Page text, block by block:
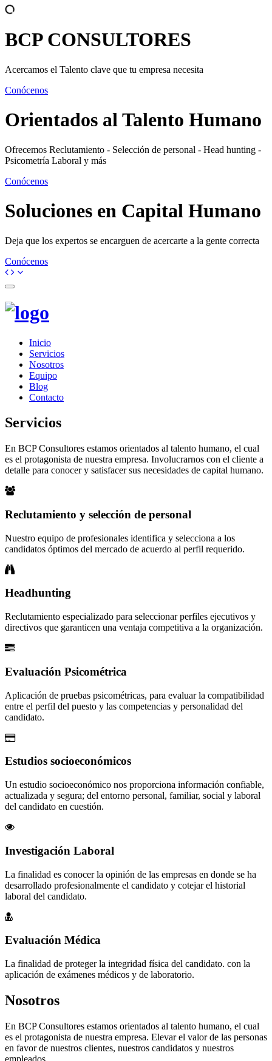
BCPCONSULTORES
Acercamos el Talento clave que tu empresa necesita
Conócenos
Orientados alTalento Humano
Ofrecemos Reclutamiento - Selección de personal - Head hunting -
Psicometría Laboral y más
Conócenos
Soluciones en Capital Humano
Deja que los expertos se encarguen de acercarte a la gente correcta
Conócenos
Toggle
Inicio
Servicios
Nosotros
Equipo
Blog
Contacto
Servicios
En BCP Consultores estamos orientados al talento humano, el cual
es el protagonista de nuestra empresa. Involucrarnos con el cliente a
detalle para conocer y satisfacer sus necesidades de capital humano.
Reclutamiento y selección de personal
Nuestro equipo de profesionales identifica y selecciona a los
candidatos óptimos del mercado de acuerdo al perfil requerido.
Headhunting
Reclutamiento especializado para seleccionar perfiles ejecutivos y
directivos que garanticen una ventaja competitiva a la organización.
Evaluación Psicométrica
Aplicación de pruebas psicométricas, para evaluar la compatibilidad
entre el perfil del puesto y las competencias y personalidad del
candidato.
Estudios socioeconómicos
Un estudio socioeconómico nos proporciona información confiable,
actualizada y segura; del entorno personal, familiar, social y laboral
del candidato en cuestión.
Investigación Laboral
La finalidad es conocer la opinión de las empresas en donde se ha
desarrollado profesionalmente el candidato y cotejar el historial
laboral del candidato.
Evaluación Médica
La finalidad de proteger la integridad física del candidato. con la
aplicación de exámenes médicos y de laboratorio.
Nosotros
En BCP Consultores estamos orientados al talento humano, el cual
es el protagonista de nuestra empresa. Elevar el valor de las personas
en favor de nuestros clientes, nuestros candidatos y nuestros
empleados.